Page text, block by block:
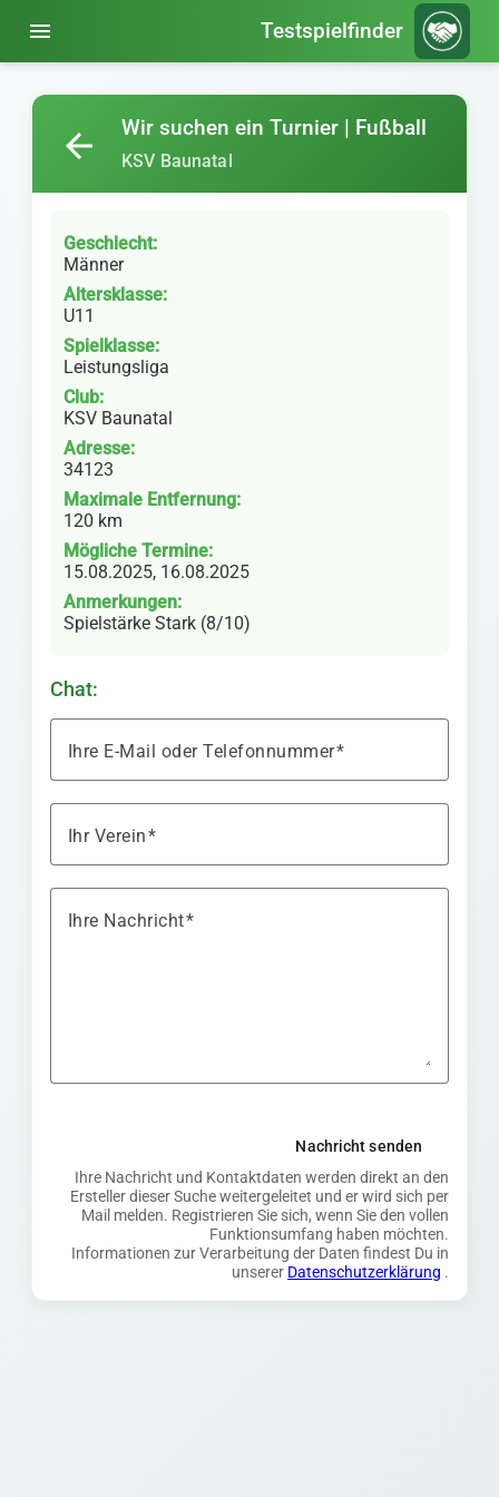
menu Testspielfinder
Wir suchen ein Turnier | Fußball
KSV Baunatal
arrow_back
Geschlecht:
Männer
Altersklasse:
U11
Spielklasse:
Leistungsliga
Club:
KSV Baunatal
Adresse:
34123
Maximale Entfernung:
120 km
Mögliche Termine:
15.08.2025, 16.08.2025
Anmerkungen:
Spielstärke Stark (8/10)
Chat:
Ihre E-Mail oder Telefonnummer
Ihr Verein
Ihre Nachricht
Nachricht senden
Ihre Nachricht und Kontaktdaten werden direkt an den
Ersteller dieser Suche weitergeleitet und er wird sich per
Mail melden. Registrieren Sie sich, wenn Sie den vollen
Funktionsumfang haben möchten.
Informationen zur Verarbeitung der Daten findest Du in
unserer Datenschutzerklärung .